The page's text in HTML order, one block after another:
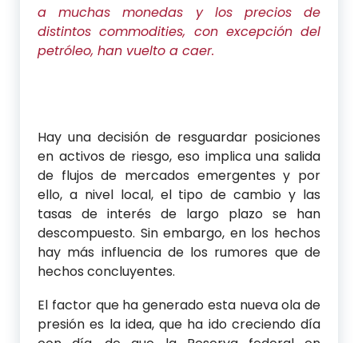
a muchas monedas y los precios de
distintos commodities, con excepción del
petróleo, han vuelto a caer.
Hay una decisión de resguardar posiciones
en activos de riesgo, eso implica una salida
de flujos de mercados emergentes y por
ello, a nivel local, el tipo de cambio y las
tasas de interés de largo plazo se han
descompuesto. Sin embargo, en los hechos
hay más influencia de los rumores que de
hechos concluyentes.
El factor que ha generado esta nueva ola de
presión es la idea, que ha ido creciendo día